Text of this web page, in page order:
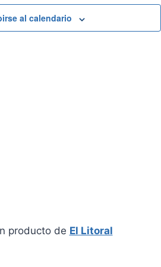
al calendario
producto de El Litoral